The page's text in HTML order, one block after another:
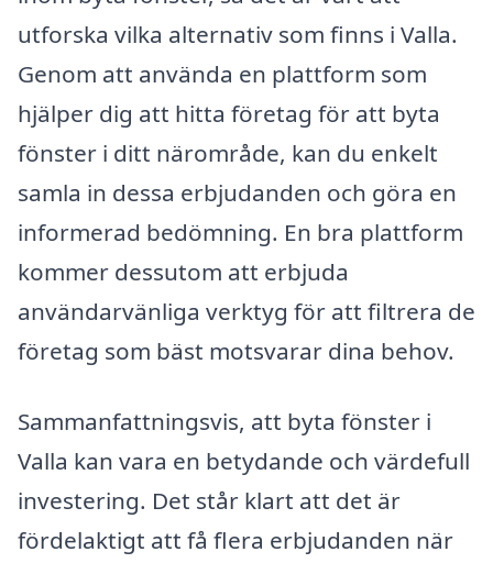
utforska vilka alternativ som finns i Valla.
Genom att använda en plattform som
hjälper dig att hitta företag för att byta
fönster i ditt närområde, kan du enkelt
samla in dessa erbjudanden och göra en
informerad bedömning. En bra plattform
kommer dessutom att erbjuda
användarvänliga verktyg för att filtrera de
företag som bäst motsvarar dina behov.
Sammanfattningsvis, att byta fönster i
Valla kan vara en betydande och värdefull
investering. Det står klart att det är
fördelaktigt att få flera erbjudanden när